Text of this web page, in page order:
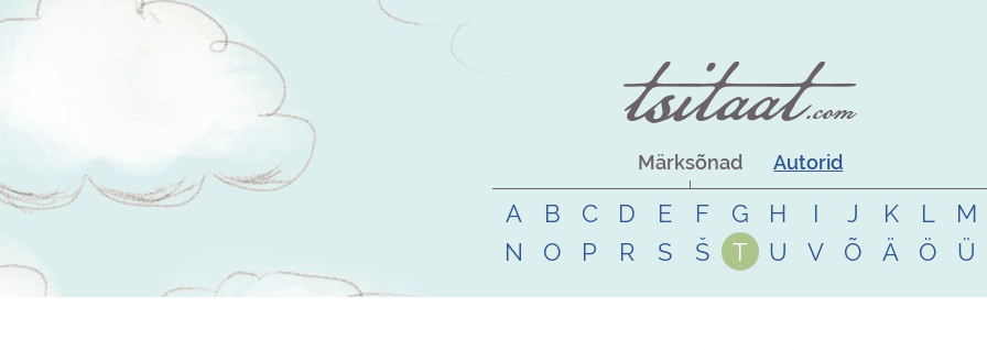
Märksõnad Autorid
A B C D E F G H I J K L
M
N
O P R S Š T U V Õ Ä Ö Ü